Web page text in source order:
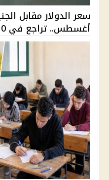
أغسطس.. تراجع في 10 بنوك وارت...